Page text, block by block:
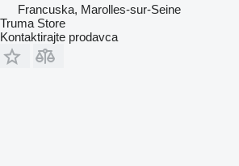
Francuska, Marolles-sur-Seine
Truma Store
Kontaktirajte prodavca